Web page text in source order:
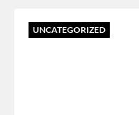
UNCATEGORIZED